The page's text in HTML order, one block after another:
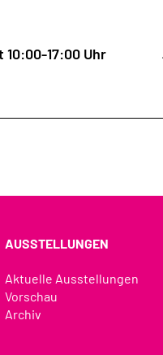
17:00 Uhr
AUSSTELLUNGEN
Aktuelle Ausstellungen
Vorschau
Archiv